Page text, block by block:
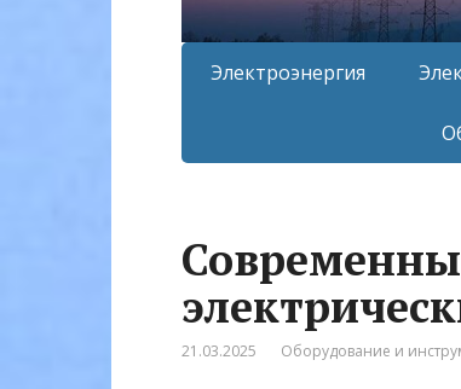
Электроэнергия
21.03.2025 Оборудование и